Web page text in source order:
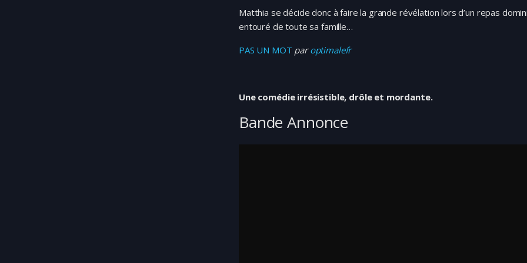
Matthia se décide donc à faire la grande révélation lors d’un repas
entouré de toute sa famille…
PAS UN MOT paroptimalefr
Une comédie irrésistible, drôle et mordante.
Bande Annonce